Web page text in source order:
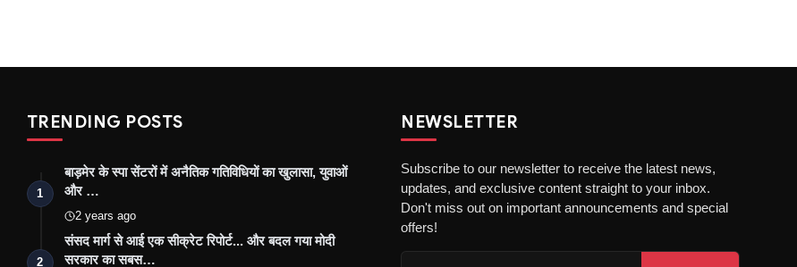
TRENDING POSTS
1
बाड़मेर के स्पा सेंटरों में अनैतिक गतिविधियों का खुलासा, युवाओं
और …
2 years ago
2
संसद मार्ग से आई एक सीक्रेट रिपोर्ट... और बदल गया मोदी
सरकार का सबस…
NEWSLETTER
Subscribe to our newsletter to receive the latest news,
updates, and exclusive content straight to your inbox.
Don't miss out on important announcements and special
offers!